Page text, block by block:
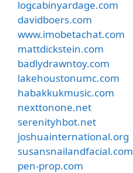
logcabinyardage.com
davidboers.com
www.imobetachat.com
mattdickstein.com
badlydrawntoy.com
lakehoustonumc.com
habakkukmusic.com
nexttonone.net
serenityhbot.net
joshuainternational.org
susansnailandfacial.com
pen-prop.com